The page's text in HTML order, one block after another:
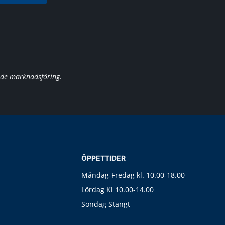
marknadsföring.
ÖPPETTIDER
Måndag-Fredag kl. 10.00-18.00
Lördag Kl 10.00-14.00
Söndag Stängt